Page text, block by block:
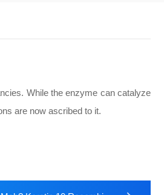
While the enzyme can catalyze
are now ascribed to it.